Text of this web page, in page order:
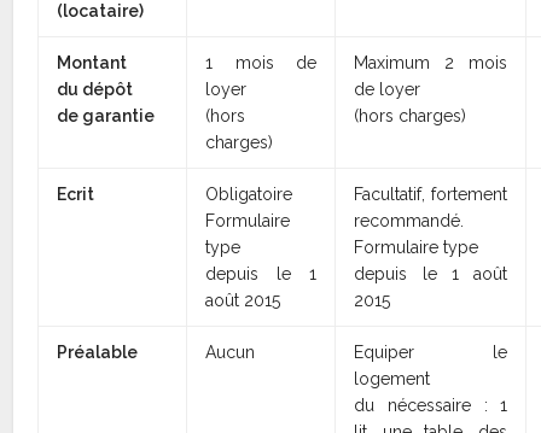
(locataire)
Montant
du dépôt
de garantie
1 mois de
loyer
(hors
charges)
Maximum 2 mois
de loyer
(hors charges)
Ecrit
Obligatoire
Formulaire
type
depuis le 1
août 2015
Facultatif, fortement
recommandé.
Formulaire type
depuis le 1 août
2015
Préalable Aucun
Equiper le
logement
du nécessaire : 1